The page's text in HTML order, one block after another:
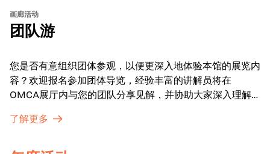
画廊活动
团队游
您是否有意组织团体参观，以便更深入地体验本馆的展览内
容？欢迎报名参加团体导览，经验丰富的讲解员将在
OMCA展厅内与您的团队分享见解，并协助大家深入理解
了解更多